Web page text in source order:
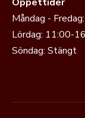
Måndag -
Lördag: 11:00-
Söndag: Stängt